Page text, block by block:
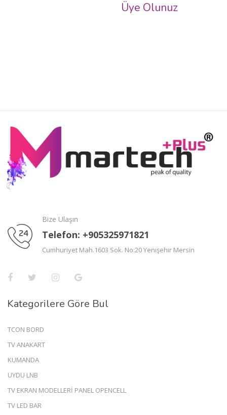
Üye Olunuz
Bize Ulaşın
Telefon: +905325971821
Cumhuriyet Mah.1603 Sok. No:20 Yenişehir Mersin
Kategorilere Göre Bul
TCON BORD
TV ANAKART
KUMANDA
UYDU LNB
TV EKRAN MODELLERİ PANEL OPENCELL
TV LED BAR